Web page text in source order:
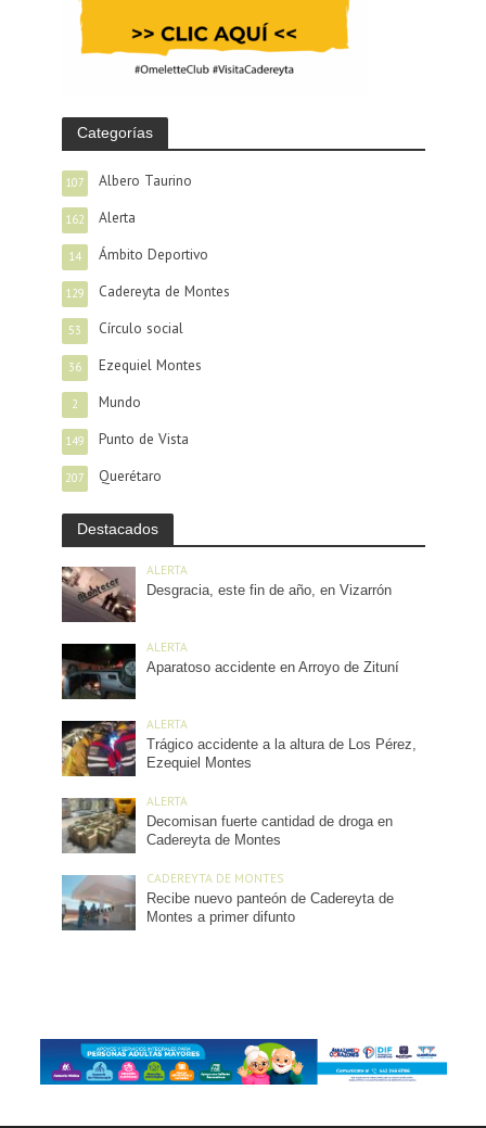
Categorías
Albero Taurino
107
Alerta
162
Ámbito Deportivo
14
Cadereyta de Montes
129
Círculo social
53
Ezequiel Montes
36
Mundo
2
Punto de Vista
149
Querétaro
207
Destacados
ALERTA
Desgracia, este fin de año, en Vizarrón
ALERTA
Aparatoso accidente en Arroyo de Zituní
ALERTA
Trágico accidente a la altura de Los Pérez,
Ezequiel Montes
ALERTA
Decomisan fuerte cantidad de droga en
Cadereyta de Montes
CADEREYTA DE MONTES
Recibe nuevo panteón de Cadereyta de
Montes a primer difunto